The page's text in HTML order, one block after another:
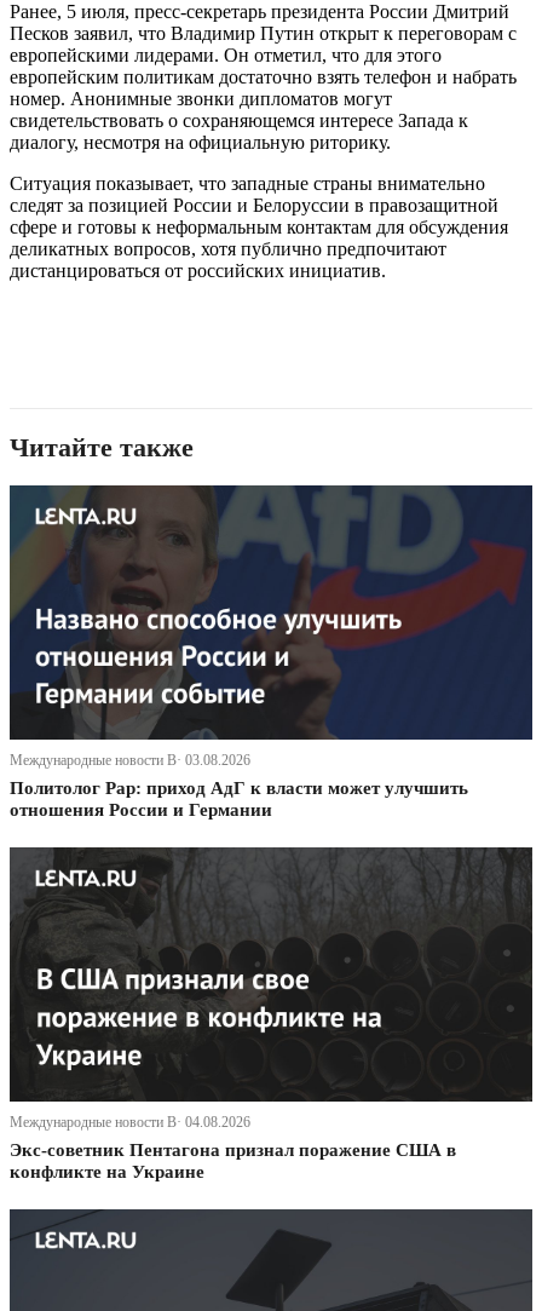
Ранее, 5 июля, пресс-секретарь президента России Дмитрий
Песков заявил, что Владимир Путин открыт к переговорам с
европейскими лидерами. Он отметил, что для этого
европейским политикам достаточно взять телефон и набрать
номер. Анонимные звонки дипломатов могут
свидетельствовать о сохраняющемся интересе Запада к
диалогу, несмотря на официальную риторику.
Ситуация показывает, что западные страны внимательно
следят за позицией России и Белоруссии в правозащитной
сфере и готовы к неформальным контактам для обсуждения
деликатных вопросов, хотя публично предпочитают
дистанцироваться от российских инициатив.
Читайте также
Международные новости В· 03.08.2026
Политолог Рар: приход АдГ к власти может улучшить
отношения России и Германии
Международные новости В· 04.08.2026
Экс-советник Пентагона признал поражение США в
конфликте на Украине